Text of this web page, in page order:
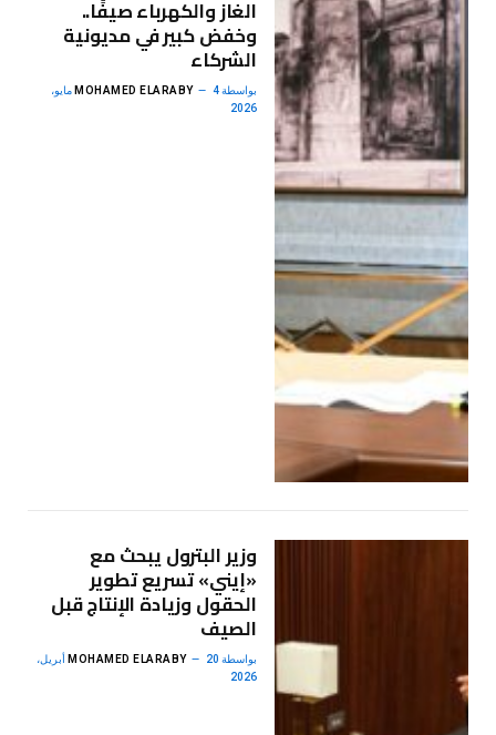
الغاز والكهرباء صيفًا..
وخفض كبير في مديونية
الشركاء
بواسطة MOHAMED ELARABY 4 مايو،
2026
وزير البترول يبحث مع
«إيني» تسريع تطوير
الحقول وزيادة الإنتاج قبل
الصيف
بواسطة MOHAMED ELARABY 20 أبريل،
2026